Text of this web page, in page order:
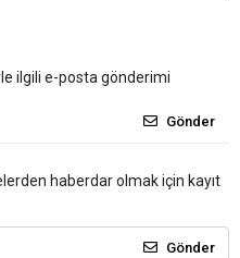
ilgili e-posta gönderimi
Gönder
haberdar olmak için kayıt
Gönder